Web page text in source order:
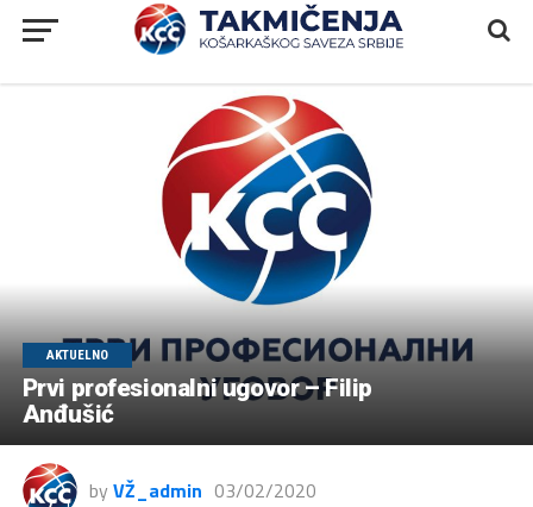
AKTUELNO
Prvi profesionalni ugovor – Filip
Anđušić
by VŽ_admin 03/02/2020